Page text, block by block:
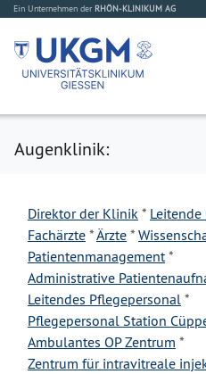
Ein Unternehmen der RHÖN-KLINIKUM AG
Augenklinik:
Direktor der Klinik * Leitende
Fachärzte *Ärzte *
Patientenmanagement*
Administrative
Leitendes Pflegepersonal *
Pflegepersonal Station
Ambulantes OP Zentrum *
Zentrum für intravitreale